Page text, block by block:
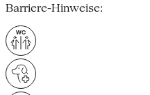
Barriere-Hinweise: